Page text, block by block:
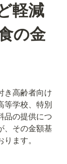
軽減
の金
き高齢者向け
等学校、特別
品の提供につ
、その金額基
ます。